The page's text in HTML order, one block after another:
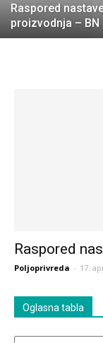
Raspored
proizvodnja – BN
Raspored
Poljoprivreda - 17.
Oglasna tabla
Oglasna